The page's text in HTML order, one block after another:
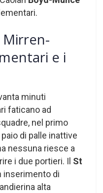
Mirren-
e i
minuti
faticano ad
nel primo
paio di palle inattive
nessuna riesce a
i due portieri. Il St
inserimento di
alta